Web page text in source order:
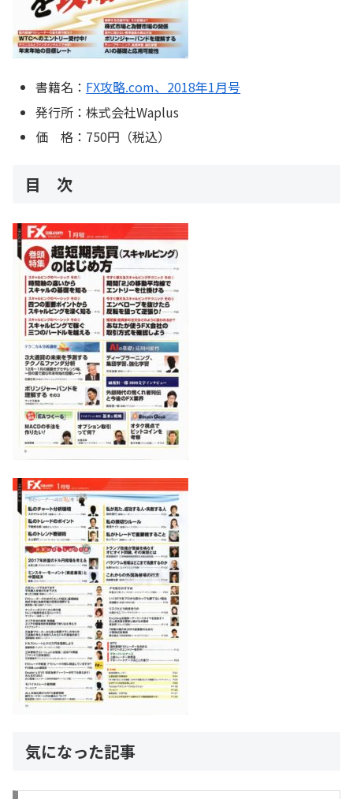
書籍名： FX攻略.com、2018年1月号
発行所：株式会社Waplus
価 格：750円（税込）
目 次
気になった記事